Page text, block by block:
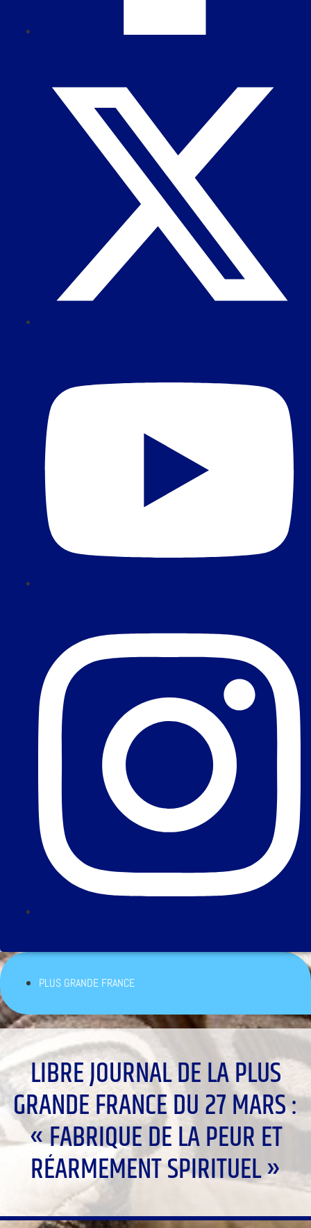
PLUS GRANDE FRANCE
LIBRE JOURNAL DE LA PLUS
GRANDE FRANCE DU 27 MARS :
« FABRIQUE DE LA PEUR ET
RÉARMEMENT SPIRITUEL »